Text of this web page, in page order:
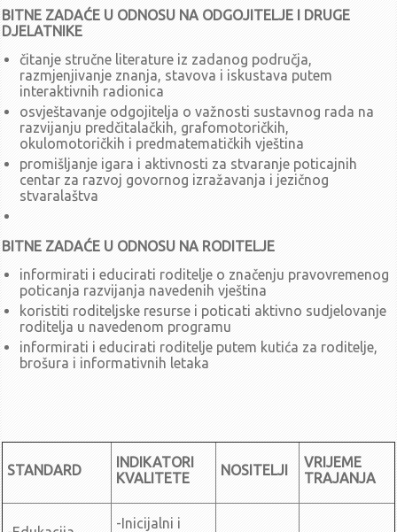
Zaključci sa 44. sjednice UV-a (7.11.2024.)
Poziv za 44. sjednicu UV-a (7.11.2024.)
Poziv za 43. sjednicu UV-a (24.10.2024.)
Zaključci sa 42. sjednice UV-a (15.10.2024.)
Poziv za 42. sjednicu UV-a (15.10.2024.)
srpanj - rujan
Zaključci sa 41. sjednice UV-a (27.9.2024.)
Poziv za 41. sjednicu UV-a (27.9.2024.)
Zaključci sa 40. sjednice UV-a (3.9.2024.)
Zaključci sa 39. sjednice UV-a (23.7.2024.)
Poziv za 39. sjednicu UV-a (23.7.2024.)
travanj - lipanj
Zaključci sa 38. sjednice UV-a (25.6.2024.)
Poziv za 38. sjednicu UV-a (25.6.2024.)
Zaključci sa 37. sjednice UV-a (11.6.2024.)
siječanj - ožujak
Zaključci sa 35. sjednice UV-a (26.3.2024.)
Poziv za 35. sjednicu UV-a (26.3.2024.)
Zaključci sa 34. sjednice UV-a (20.2.2024.)
Poziv za 34. sjednicu UV-a (20.2.2024.)
BITNE ZADAĆE U ODNOSU NA ODGOJITELJE I DRUGE
DJELATNIKE
čitanje stručne literature iz zadanog područja,
razmjenjivanje znanja, stavova i iskustava putem
interaktivnih radionica
osvještavanje odgojitelja o važnosti sustavnog rada na
razvijanju predčitalačkih, grafomotoričkih,
okulomotoričkih i predmatematičkih vještina
promišljanje igara i aktivnosti za stvaranje poticajnih
centar za razvoj govornog izražavanja i jezičnog
stvaralaštva
BITNE ZADAĆE U ODNOSU NA RODITELJE
informirati i educirati roditelje o značenju pravovremenog
poticanja razvijanja navedenih vještina
koristiti roditeljske resurse i poticati aktivno sudjelovanje
roditelja u navedenom programu
informirati i educirati roditelje putem kutića za roditelje,
brošura i informativnih letaka
STANDARD
INDIKATORI
KVALITETE
NOSITELJI
VRIJEME
TRAJANJA
-Inicijalni i